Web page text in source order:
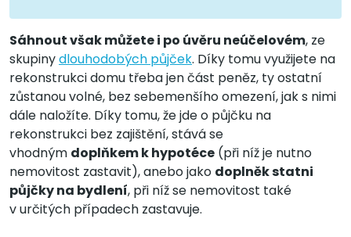
Sáhnout však můžete i po úvěru neúčelovém, ze
skupinydlouhodobých půjček. Díky tomu využijete na
rekonstrukci domu třeba jen část peněz, ty ostatní
zůstanou volné, bez sebemenšího omezení, jak s nimi
dále naložíte. Díky tomu, že jde o půjčku na
rekonstrukci bez zajištění, stává se
vhodným doplňkem k hypotéce (při níž je nutno
nemovitost zastavit), anebo jako doplněk statni
půjčky na bydlení, při níž se nemovitost také
v určitých případech zastavuje.